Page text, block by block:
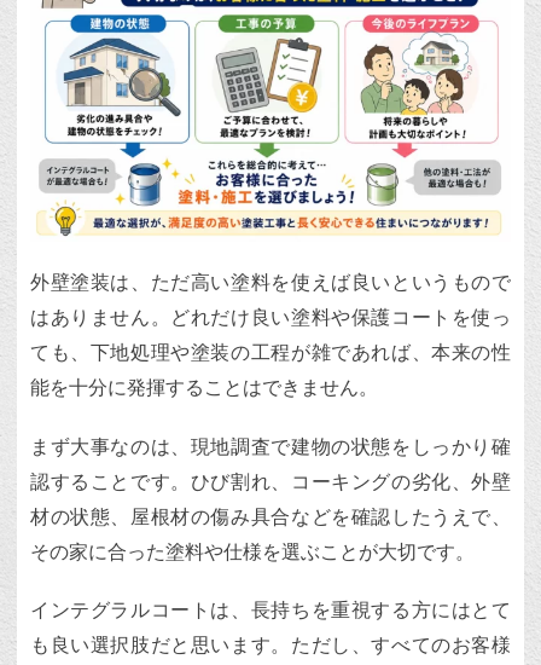
外壁塗装は、ただ高い塗料を使えば良いというもので
はありません。どれだけ良い塗料や保護コートを使っ
ても、下地処理や塗装の工程が雑であれば、本来の性
能を十分に発揮することはできません。
まず大事なのは、現地調査で建物の状態をしっかり確
認することです。ひび割れ、コーキングの劣化、外壁
材の状態、屋根材の傷み具合などを確認したうえで、
その家に合った塗料や仕様を選ぶことが大切です。
インテグラルコートは、長持ちを重視する方にはとて
も良い選択肢だと思います。ただし、すべてのお客様